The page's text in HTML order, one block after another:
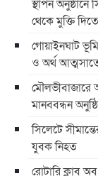
থেকে মুক্তি
গোয়াইনঘাট
ও অর্থ
মৌলভীবাজারে
মানববন্ধন
সিলেটে
যুবক নিহত
রোটারি ক্লাব